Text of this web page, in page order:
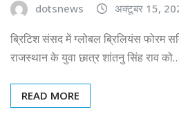
dotsnews अक्टूबर 15,
ब्रिटिश संसद में ग्लोबल ब्रिलियंस फोरम
राजस्थान के युवा छात्र शांतनु सिंह राव को…
READ MORE